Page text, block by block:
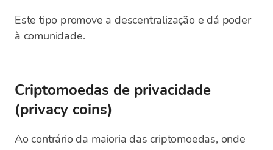
Este tipo promove a descentralização e dá poder
à comunidade.
Criptomoedas de privacidade
(privacy coins)
Ao contrário da maioria das criptomoedas, onde